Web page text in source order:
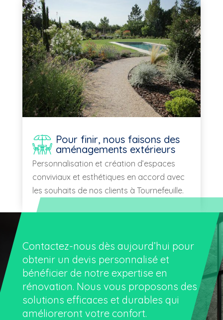
Pour finir, nous faisons des
aménagements extérieurs
Personnalisation et création d’espaces
conviviaux et esthétiques en accord avec
les souhaits de nos clients à Tournefeuille.
Contactez-nous dès aujourd’hui pour
obtenir un devis personnalisé et
bénéficier de notre expertise en
rénovation. Nous vous proposons des
solutions efficaces et durables qui
amélioreront votre confort.